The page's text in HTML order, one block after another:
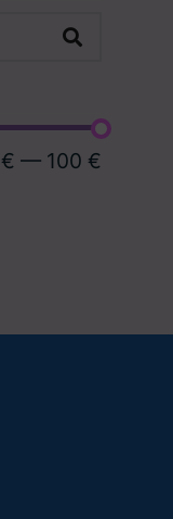
— 100 €